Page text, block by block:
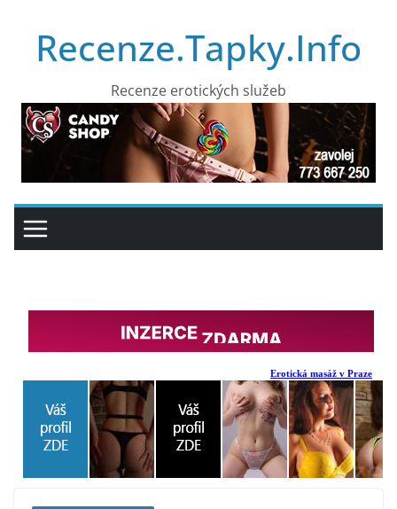
obsahRecenze.Tapky.Info
Recenze erotických služeb